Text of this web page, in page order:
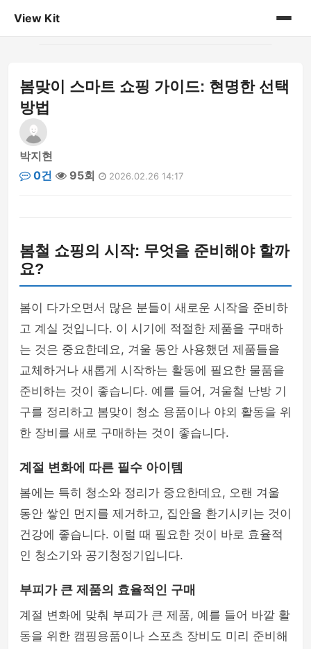
View Kit
게시판
봄맞이 스마트 쇼핑 가이드: 현명한 선택
방법
박지현
0건
95회 2026.02.26 14:17
봄철 쇼핑의 시작: 무엇을 준비해야 할까
요?
봄이 다가오면서 많은 분들이 새로운 시작을 준비하
고 계실 것입니다. 이 시기에 적절한 제품을 구매하
는 것은 중요한데요, 겨울 동안 사용했던 제품들을
교체하거나 새롭게 시작하는 활동에 필요한 물품을
준비하는 것이 좋습니다. 예를 들어, 겨울철 난방 기
구를 정리하고 봄맞이 청소 용품이나 야외 활동을 위
한 장비를 새로 구매하는 것이 좋습니다.
계절 변화에 따른 필수 아이템
봄에는 특히 청소와 정리가 중요한데요, 오랜 겨울
동안 쌓인 먼지를 제거하고, 집안을 환기시키는 것이
건강에 좋습니다. 이럴 때 필요한 것이 바로 효율적
인 청소기와 공기청정기입니다.
부피가 큰 제품의 효율적인 구매
계절 변화에 맞춰 부피가 큰 제품, 예를 들어 바깥 활
동을 위한 캠핑용품이나 스포츠 장비도 미리 준비해